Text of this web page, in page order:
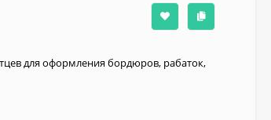
для оформления бордюров, рабаток,